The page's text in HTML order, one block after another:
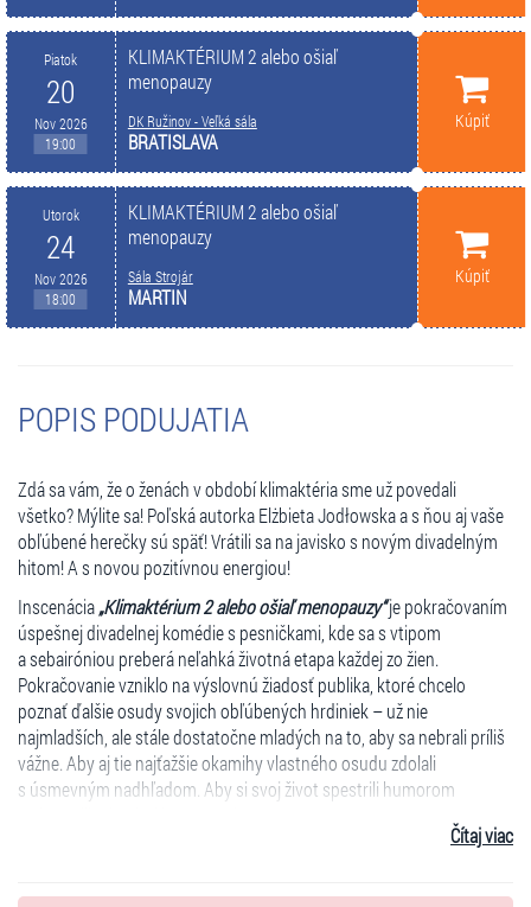
Piatok
20
Nov 2026
19:00
KLIMAKTÉRIUM 2 alebo ošiaľ
menopauzy
DK Ružinov - Veľká sála
BRATISLAVA
Kúpiť
Utorok
24
Nov 2026
18:00
KLIMAKTÉRIUM 2 alebo ošiaľ
menopauzy
Sála Strojár
MARTIN
Kúpiť
POPIS PODUJATIA
Zdá sa vám, že o ženách v období klimaktéria sme už povedali
všetko? Mýlite sa! Poľská autorka Elżbieta Jodłowska a s ňou aj vaše
obľúbené herečky sú späť! Vrátili sa na javisko s novým divadelným
hitom! A s novou pozitívnou energiou!
Inscenácia„Klimaktérium 2 alebo ošiaľ menopauzy“je pokračovaním
úspešnej divadelnej komédie s pesničkami, kde sa s vtipom
a sebairóniou preberá neľahká životná etapa každej zo žien.
Pokračovanie vzniklo na výslovnú žiadosť publika, ktoré chcelo
poznať ďalšie osudy svojich obľúbených hrdiniek – už nie
najmladších, ale stále dostatočne mladých na to, aby sa nebrali príliš
vážne. Aby aj tie najťažšie okamihy vlastného osudu zdolali
s úsmevným nadhľadom. Aby si svoj život spestrili humorom
Čo vám garantujeme? Že sa budete počas predstavenia skvele
Čítaj viac